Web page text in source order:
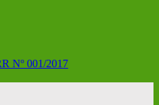
Nº 001/2017